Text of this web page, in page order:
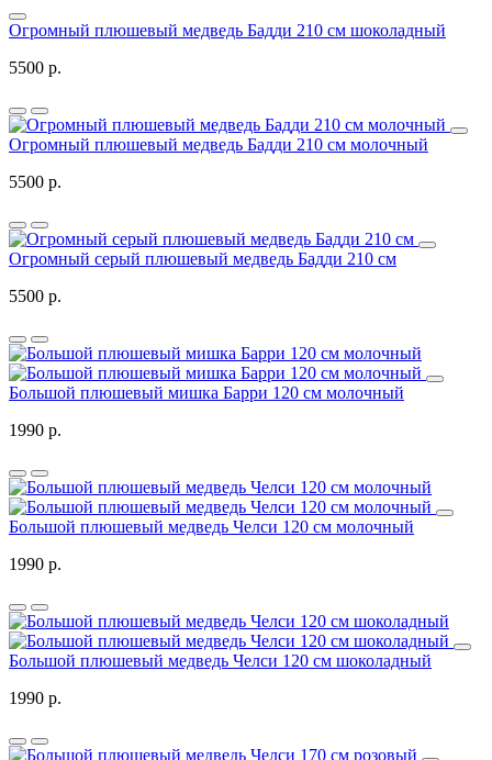
Огромный плюшевый медведь Бадди 210 см шоколадный
5500 р.
Огромный плюшевый медведь Бадди 210 см молочный
5500 р.
Огромный серый плюшевый медведь Бадди 210 см
5500 р.
Большой плюшевый мишка Барри 120 см молочный
1990 р.
Большой плюшевый медведь Челси 120 см молочный
1990 р.
Большой плюшевый медведь Челси 120 см шоколадный
1990 р.